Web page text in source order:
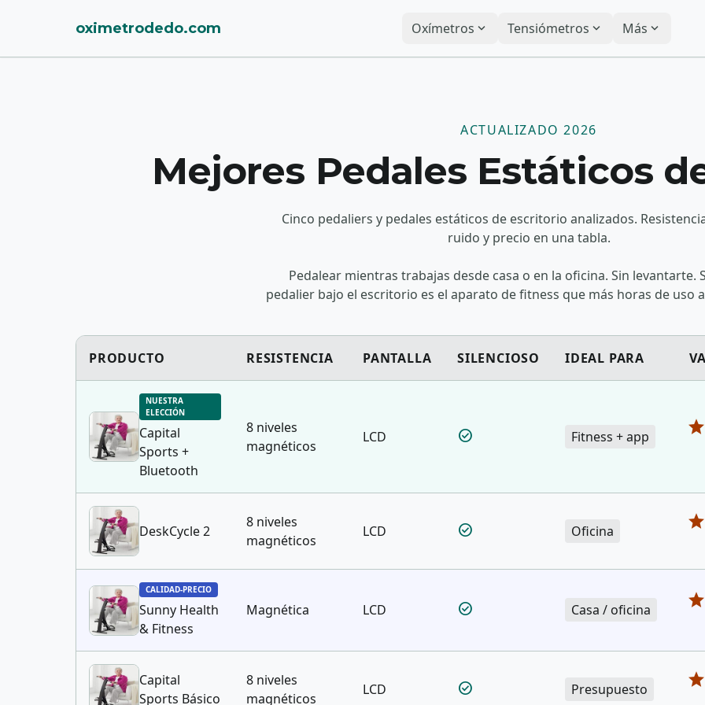
oximetrodedo.com Oxímetros expand_more Tensiómetros expand_more Más expand_more
ACTUALIZADO 2026
Mejores Pedales Estáticos
Cinco pedaliers y pedales estáticos de escritorio analizados.
ruido y precio en una tabla.
Pedalear mientras trabajas desde casa o en la oficina. Sin levantarte.
pedalier bajo el escritorio es el aparato de fitness que más horas de uso
PRODUCTO RESISTENCIA PANTALLA SILENCIOSO IDEAL PARA
directions_bike
NUESTRA
ELECCIÓN
Capital
Sports +
Bluetooth
8 niveles
magnéticos
LCD check_circle Fitness + app star
directions_bike DeskCycle 2
8 niveles
magnéticos
LCD check_circle Oficina star
directions_bike
CALIDAD-PRECIO
Sunny Health
& Fitness
Magnética LCD check_circle Casa / oficina star
directions_bike
Capital
Sports Básico
8 niveles
magnéticos
LCD check_circle Presupuesto star